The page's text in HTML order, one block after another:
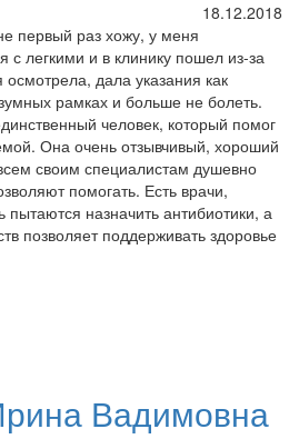
18.12.2018
первый раз хожу, у меня
с легкими и в клинику пошел из-за
дала указания как
рамках и больше не болеть.
человек, который помог
Она очень отзывчивый, хороший
своим специалистам душевно
помогать. Есть врачи,
пытаются назначить антибиотики, а
позволяет поддерживать здоровье
Вадимовна